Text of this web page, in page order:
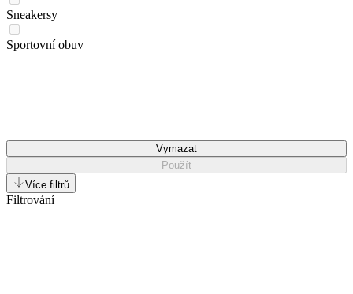
Sneakersy
Sportovní obuv
Vymazat
Použít
Více filtrů
Filtrování